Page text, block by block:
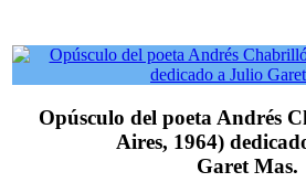
Opúsculo del poeta Andrés
Aires, 1964)
Garet Mas.